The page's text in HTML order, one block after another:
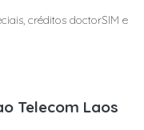
créditos doctorSIM e
Telecom Laos